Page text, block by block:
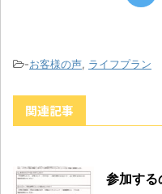
-お客様の声, ライフプラン
関連記事
参加する